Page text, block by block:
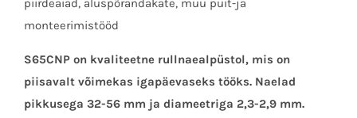
piirdeaiad, aluspõrandakate, muu puit-ja
monteerimistööd
S65CNP on kvaliteetne rullnaealpüstol, mis on
piisavalt võimekas igapäevaseks tööks. Naelad
pikkusega 32-56 mm ja diameetriga 2,3-2,9 mm.